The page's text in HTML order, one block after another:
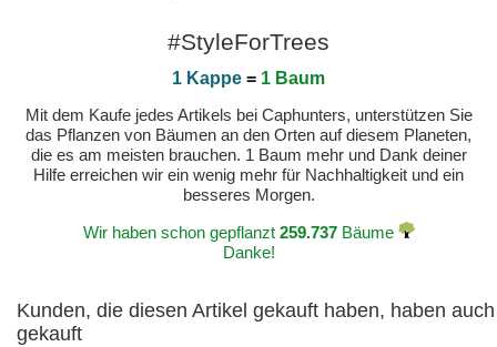
#StyleForTrees
1 Kappe = 1 Baum
Mit dem Kaufe jedes Artikels bei Caphunters, unterstützen Sie
das Pflanzen von Bäumen an den Orten auf diesem Planeten,
die es am meisten brauchen. 1 Baum mehr und Dank deiner
Hilfe erreichen wir ein wenig mehr für Nachhaltigkeit und ein
besseres Morgen.
Wir haben schon gepflanzt 259.737Bäume
Danke!
Kunden, die diesen Artikel gekauft haben, haben auch
gekauft